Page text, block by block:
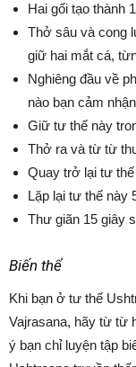
Hai gối tạo thành
Thở sâu và cong
giữ hai mắt cá,
Nghiêng đầu về
nào bạn cảm
Giữ tư thế này
Thở ra và từ từ
Quay trở lại tư thế
Lặp lại tư thế này
Thư giãn 15 giây
Biến thể
Khi bạn ở tư thế
Vajrasana, hãy từ từ
ý bạn chỉ luyện tập